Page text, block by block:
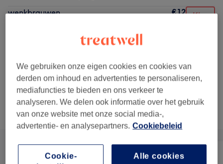
wenkbrauwen
€12 Kies
Manicure
20 minToon beschrijving
€35 Kies
Alle behandelingen
We gebruiken onze eigen cookies en cookies van
derden om inhoud en advertenties te personaliseren,
mediafuncties te bieden en ons verkeer te
analyseren. We delen ook informatie over het gebruik
van onze website met onze social media-,
advertentie- en analysepartners. Cookiebeleid
Alle cookies
Cookie-